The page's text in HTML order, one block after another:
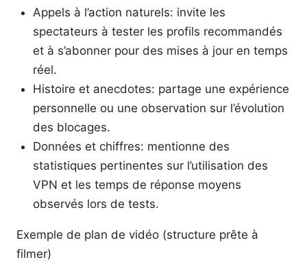
Appels à l’action naturels: invite les
spectateurs à tester les profils recommandés
et à s’abonner pour des mises à jour en temps
réel.
Histoire et anecdotes: partage une expérience
personnelle ou une observation sur l’évolution
des blocages.
Données et chiffres: mentionne des
statistiques pertinentes sur l’utilisation des
VPN et les temps de réponse moyens
observés lors de tests.
Exemple de plan de vidéo (structure prête à
filmer)